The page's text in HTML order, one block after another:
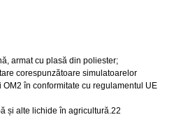
armat cu plasă din poliester;
corespunzătoare simulatoarelor
în conformitate cu regulamentul UE
și alte lichide în agricultură.22